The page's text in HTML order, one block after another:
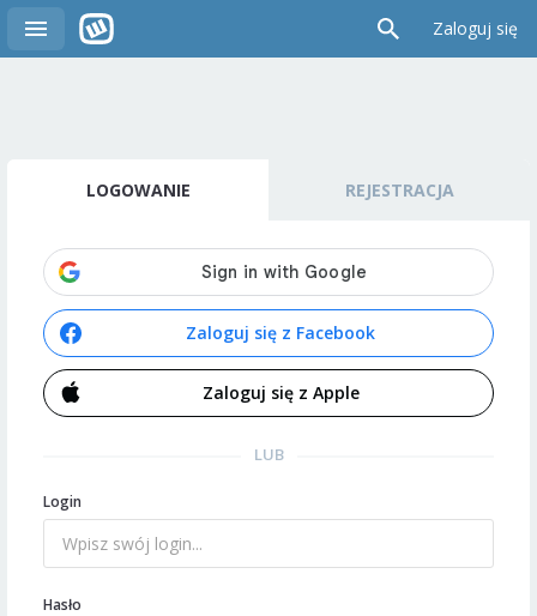
Zaloguj się
LOGOWANIE REJESTRACJA
Zaloguj się z Facebook
Zaloguj się z Apple
LUB
Login
Hasło